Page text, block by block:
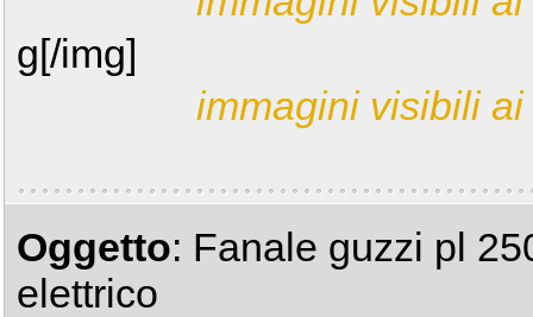
g[/img]
immagini visibili
Oggetto: Fanale guzzi pl
elettrico